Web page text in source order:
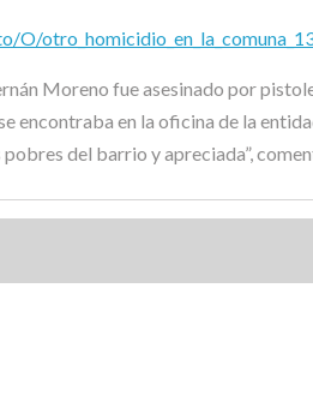
Moreno fue asesinado por
encontraba en la oficina de la
del barrio y apreciada”,